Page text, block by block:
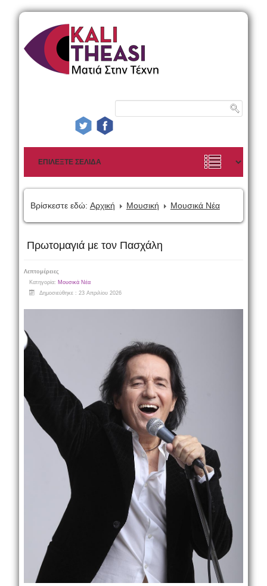
Βρίσκεστε εδώ: Αρχική Μουσική Μουσικά Νέα
Πρωτομαγιά με τον Πασχάλη
Λεπτομέρειες
Κατηγορία: Μουσικά Νέα
Δημοσιεύθηκε : 23 Απριλίου 2026